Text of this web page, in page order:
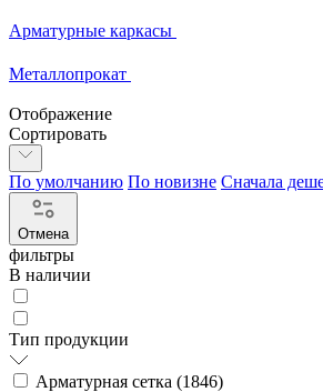
Арматурные каркасы
Металлопрокат
Отображение
Сортировать
По умолчанию По новизне Сначала
Отмена
фильтры
В наличии
Тип продукции
Арматурная сетка (1846)